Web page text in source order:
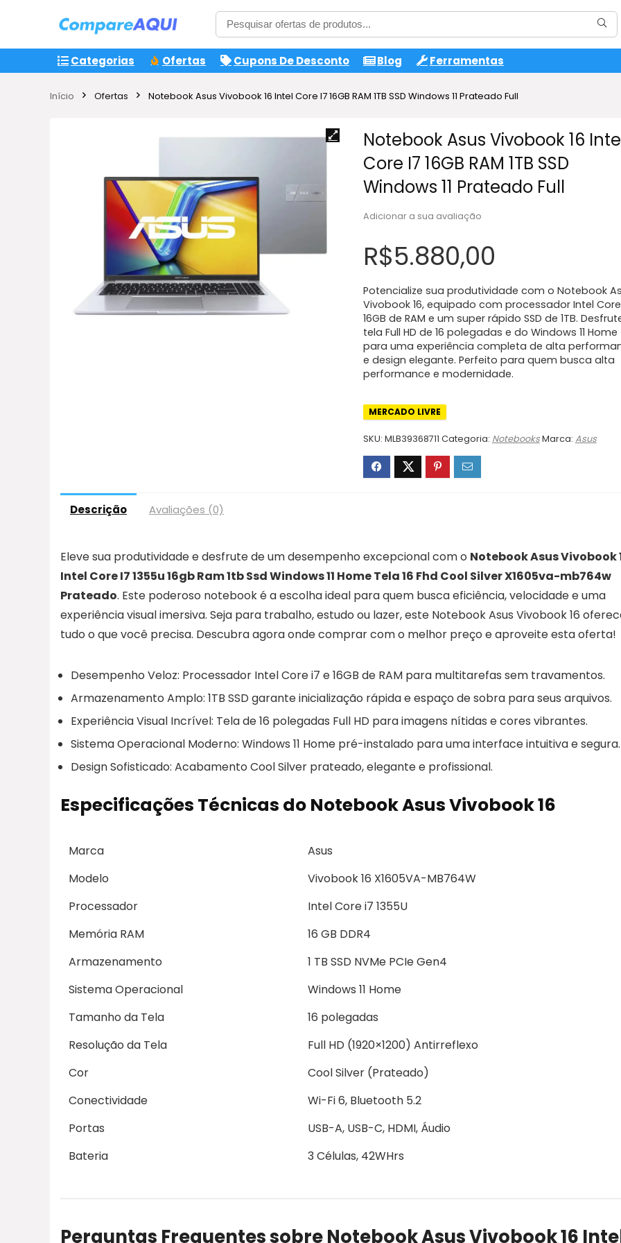
Categorias Ofertas Cupons De Desconto Blog Ferramentas
Início Ofertas Notebook Asus Vivobook 16 Intel Core I7 16GB RAM 1TB SSD Windows 11 Prateado Full
Notebook Asus Vivobook 16
Core I7 16GB RAM 1TB SSD
Windows 11 Prateado Full
Adicionar a sua avaliação
R$5.880,00
Potencialize sua produtividade com o Notebook
Vivobook 16, equipado com processador Intel
16GB de RAM e um super rápido SSD de 1TB.
tela Full HD de 16 polegadas e do Windows 11 Home
para uma experiência completa de alta
e design elegante. Perfeito para quem busca alta
performance e modernidade.
MERCADO LIVRE
SKU: MLB39368711 Categoria: NotebooksMarca: Asus
Descrição Avaliações (0)
Eleve sua produtividade e desfrute de um desempenho excepcional com o Notebook Asus Vivobook
Intel Core I7 1355u 16gb Ram 1tb Ssd Windows 11 Home Tela 16 Fhd Cool Silver X1605va-mb764w
Prateado. Este poderoso notebook é a escolha ideal para quem busca eficiência, velocidade e uma
experiência visual imersiva. Seja para trabalho, estudo ou lazer, este Notebook Asus Vivobook 16
tudo o que você precisa. Descubra agora onde comprar com o melhor preço e aproveite esta oferta!
Desempenho Veloz: Processador Intel Core i7 e 16GB de RAM para multitarefas sem travamentos.
Armazenamento Amplo: 1TB SSD garante inicialização rápida e espaço de sobra para seus arquivos.
Experiência Visual Incrível: Tela de 16 polegadas Full HD para imagens nítidas e cores vibrantes.
Sistema Operacional Moderno: Windows 11 Home pré-instalado para uma interface intuitiva e segura.
Design Sofisticado: Acabamento Cool Silver prateado, elegante e profissional.
Especificações Técnicas do Notebook Asus Vivobook 16
Marca
Asus
Modelo
Vivobook 16 X1605VA-MB764W
Processador
Intel Core i7 1355U
Memória RAM
16 GB DDR4
Armazenamento
1 TB SSD NVMe PCIe Gen4
Sistema Operacional
Windows 11 Home
Tamanho da Tela
16 polegadas
Resolução da Tela
Full HD (1920×1200) Antirreflexo
Cor
Cool Silver (Prateado)
Conectividade
Wi-Fi 6, Bluetooth 5.2
Portas
USB-A, USB-C, HDMI, Áudio
Bateria
3 Células, 42WHrs
Perguntas Frequentes sobre Notebook Asus Vivobook 16